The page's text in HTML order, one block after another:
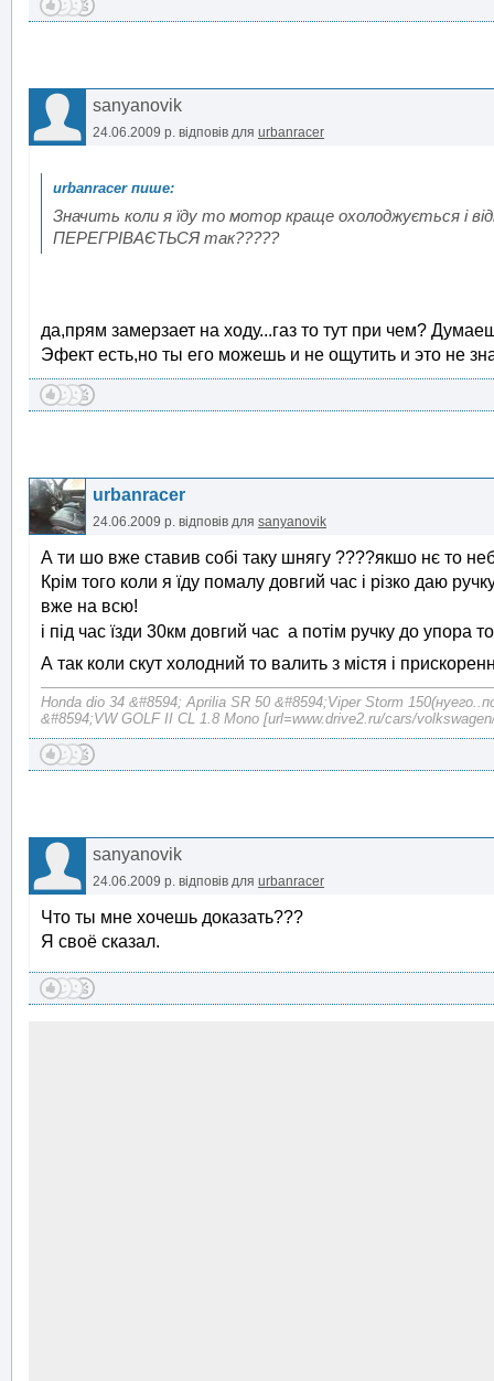
sanyanovik
24.06.2009 р. відповів для urbanracer
Значить коли я їду то мотор краще охолоджується і
ПЕРЕГРІВАЄТЬСЯ так?????
да,прям замерзает на ходу...газ то тут при чем?
Эфект есть,но ты его можешь и не ощутить и это не
urbanracer
24.06.2009 р. відповів для sanyanovik
А ти шо вже ставив собі таку шнягу ????якшо нє то
Крім того коли я їду помалу довгий час і різко даю
вже на всю!
і під час їзди 30км довгий час а потім ручку до упора
А так коли скут холодний то валить з містя і
Honda dio 34 &#8594; Aprilia SR 50 &#8594;Viper Storm
&#8594;VW GOLF II CL 1.8 Mono [url=www.drive2.ru/cars/
sanyanovik
24.06.2009 р. відповів для urbanracer
Что ты мне хочешь доказать???
Я своё сказал.